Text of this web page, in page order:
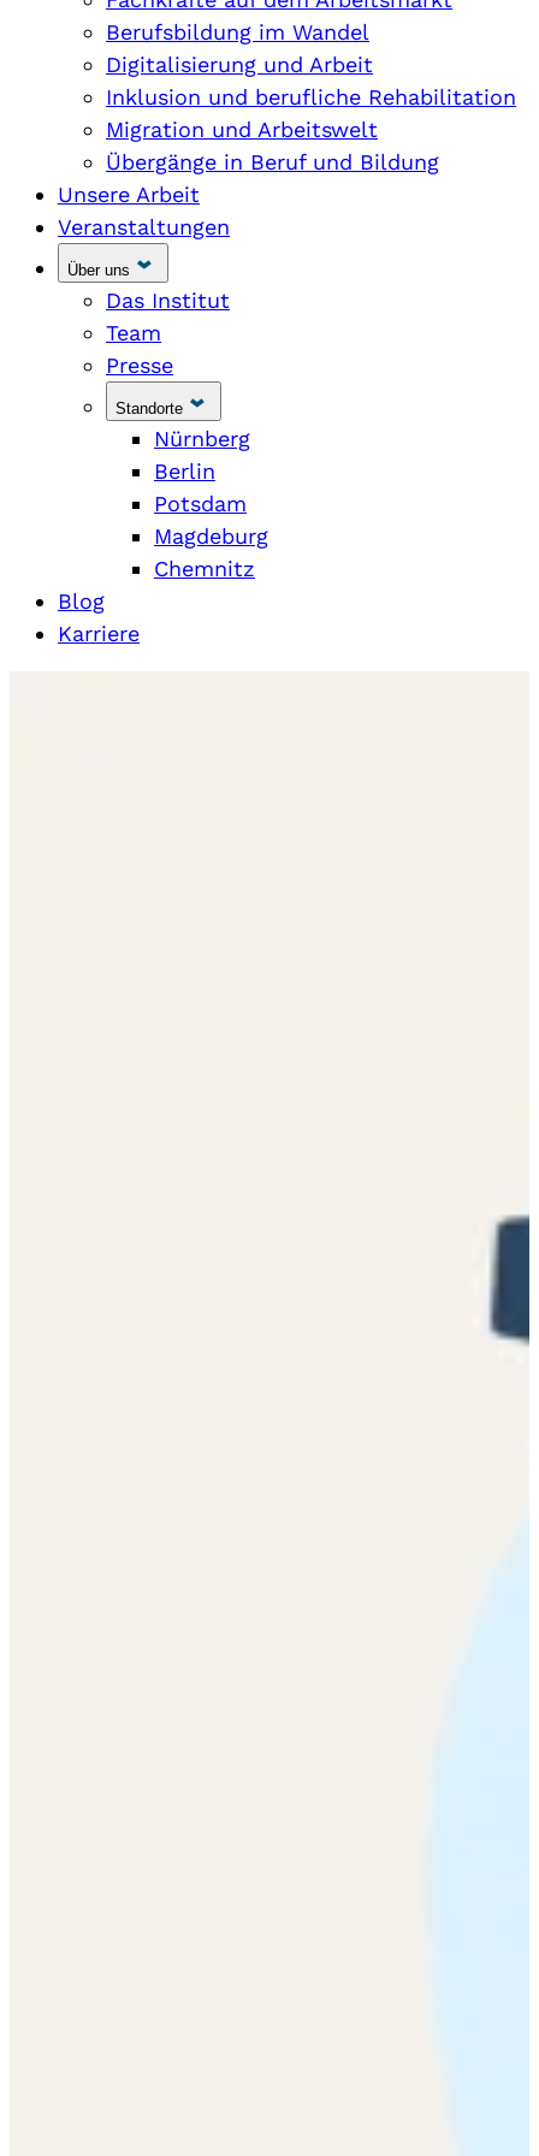
Berufsbildung im Wandel
Digitalisierung und Arbeit
Inklusion und berufliche Rehabilitation
Migration und Arbeitswelt
Übergänge in Beruf und Bildung
Unsere Arbeit
Veranstaltungen
Über uns
Das Institut
Team
Presse
Standorte
Nürnberg
Berlin
Potsdam
Magdeburg
Chemnitz
Blog
Karriere